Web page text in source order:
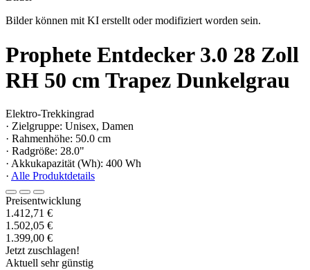
Bilder können mit KI erstellt oder modifiziert worden sein.
Prophete Entdecker 3.0 28 Zoll
RH 50 cm Trapez Dunkelgrau
Elektro-Trekkingrad
· Zielgruppe: Unisex, Damen
· Rahmenhöhe: 50.0 cm
· Radgröße: 28.0"
· Akkukapazität (Wh): 400 Wh
· Alle Produktdetails
Preisentwicklung
1.412,71 €
1.502,05 €
1.399,00 €
Jetzt zuschlagen!
Aktuell sehr günstig